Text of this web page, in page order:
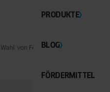
PRODUKTE
BLOG
FÖRDERMITTEL
von Fenstern achten?